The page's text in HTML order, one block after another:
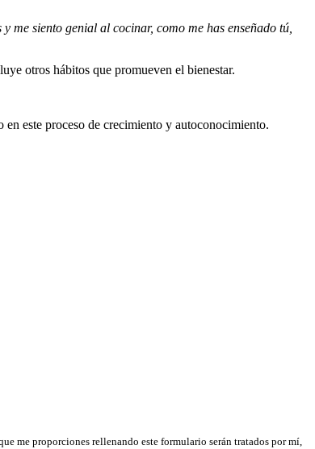
me siento genial al cocinar, como me has enseñado tú,
otros hábitos que promueven el bienestar.
en este proceso de crecimiento y autoconocimiento.
me proporciones rellenando este formulario serán tratados por mí,